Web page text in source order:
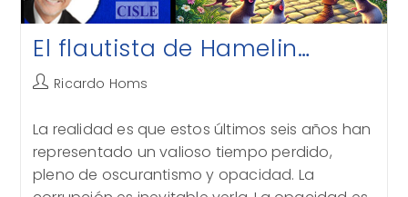
El flautista de Hamelin…
Autor
la
entrada:
Ricardo Homs
La realidad es que estos últimos seis años han
representado un valioso tiempo perdido,
pleno de oscurantismo y opacidad. La